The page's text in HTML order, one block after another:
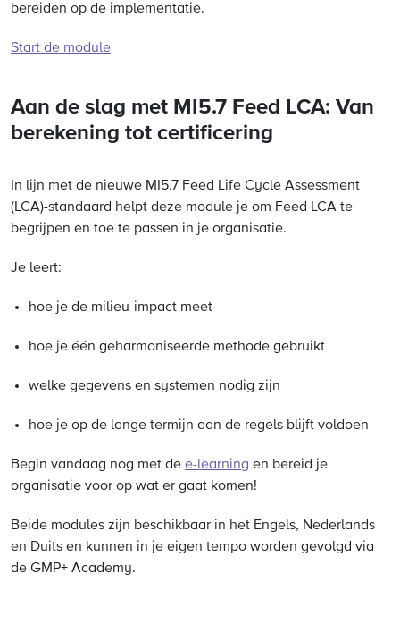
bereiden op de implementatie.
Start de module
Aan de slag met MI5.7 Feed LCA: Van
berekening tot certificering
In lijn met de nieuwe MI5.7 Feed Life Cycle Assessment
(LCA)-standaard helpt deze module je om Feed LCA te
begrijpen en toe te passen in je organisatie.
Je leert:
hoe je de milieu-impact meet
hoe je één geharmoniseerde methode gebruikt
welke gegevens en systemen nodig zijn
hoe je op de lange termijn aan de regels blijft voldoen
Begin vandaag nog met de e-learning en bereid je
organisatie voor op wat er gaat komen!
Beide modules zijn beschikbaar in het Engels, Nederlands
en Duits en kunnen in je eigen tempo worden gevolgd via
de GMP+ Academy.